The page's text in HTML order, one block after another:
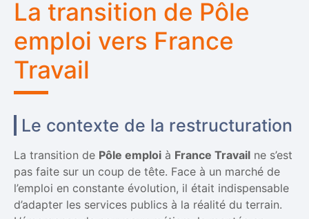
La transition de Pôle
emploi vers France
Travail
Le contexte de la restructuration
La transition de Pôle emploi à France Travail ne s’est
pas faite sur un coup de tête. Face à un marché de
l’emploi en constante évolution, il était indispensable
d’adapter les services publics à la réalité du terrain.